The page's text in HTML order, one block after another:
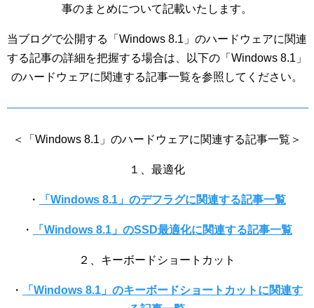
事のまとめについて記載いたします。
当ブログで公開する「Windows 8.1」のハードウェアに関連
する記事の詳細を把握する場合は、以下の「Windows 8.1」
のハードウェアに関連する記事一覧を参照してください。
＜「Windows 8.1」のハードウェアに関連する記事一覧＞
１、最適化
・ 「Windows 8.1」のデフラグに関連する記事一覧
・ 「Windows 8.1」のSSD最適化に関連する記事一覧
２、キーボードショートカット
・
「Windows 8.1」のキーボードショートカットに関連す